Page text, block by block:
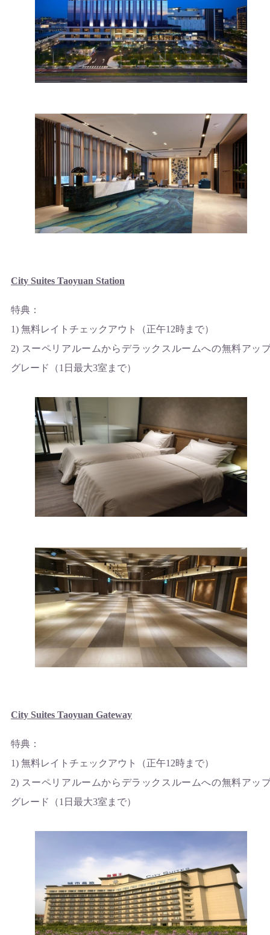
City Suites Taoyuan Station
特典：
1) 無料レイトチェックアウト（正午12時まで）
2) スーペリアルームからデラックスルームへの無料アッ
グレード（1日最大3室まで）
City Suites Taoyuan Gateway
特典：
1) 無料レイトチェックアウト（正午12時まで）
2) スーペリアルームからデラックスルームへの無料アッ
グレード（1日最大3室まで）